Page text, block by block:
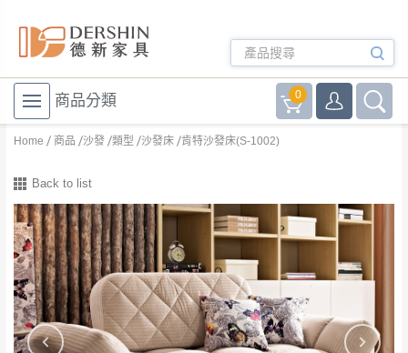
商品分類 0
Home 商品 沙發 類型 沙發床 肯特沙發床(S-1002)
Back to list